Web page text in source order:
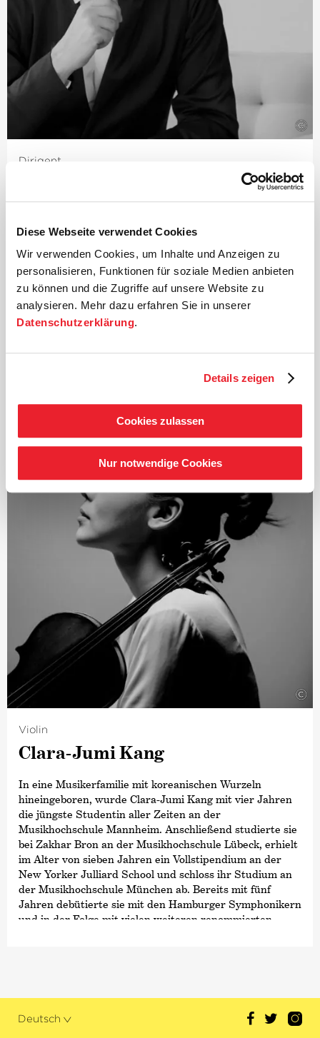
Diese Webseite verwendet Cookies
Wir verwenden Cookies, um Inhalte und Anzeigen zu
personalisieren, Funktionen für soziale Medien anbieten
zu können und die Zugriffe auf unsere Website zu
analysieren. Mehr dazu erfahren Sie in unserer
Datenschutzerklärung.
Details zeigen
Cookies zulassen
Nur notwendige Cookies
©
Dirigent
Järvi ist seit 2004 Künstlerischer Leiter der Deutschen
Einer der vielen Höhepunkte dieser Zusammenarbeit
waren die weltweit von Kritikern und Publikum
gefeierten Aufführungen des Beethoven-Zyklus, für die
Järvi mit zahlreichen Preisen ausgezeichnet wurde –
darunter der Echo Klassik
eine intensive Beschäftigung mit den sinfonischen
ebenfalls vielfach ausgezeichnet. Ab Herbst 2021 standen
die zwölf Londoner Sinfonien von Joseph Haydn im
Fokus und seit 2024 die intensive Auseinandersetzung
mit den Sinfonien von Franz Schubert.
Seit Beginn der Saison 2019/2020 ist Järvi
Musikdirektor des Tonhalle-Orchesters Zürich. Zudem
ist er Gründer und Künstlerischer Leiter des Estonian
Festival Orchestras und des Pärnu Music Festivals.
Mit der Saison 2028/29 übernimmt Järvi das Amt des
Chefdirigenten und künstlerischen Beraters des London
Philharmonic Orchestra.
Als Gastdirigent tritt er regelmäßig mit bedeutenden
Orchestern wie dem Royal Concertgebouw Orchestra
Amsterdam, den Berliner Philharmonikern, der
Staatskapelle Dresden, den New York und Los Angeles
Philharmonic und dem Chicago Symphony Orchestra.
2015 wurde er von der renommierten britischen
Zeitschrift
›Gramophone‹ und der französischen
Zeitschrift›Diapason‹zum›Künstler des Jahres‹
ernannt, 2019 folgte der Opus Klassik als
Auszeichnung des Landes Bremen, die Medaille für
©
Violin
Clara-Jumi Kang
In eine Musikerfamilie mit koreanischen Wurzeln
hineingeboren, wurde Clara-Jumi Kang mit vier Jahren
die jüngste Studentin aller Zeiten an der
Musikhochschule Mannheim. Anschließend studierte sie
bei Zakhar Bron an der Musikhochschule Lübeck, erhielt
im Alter von sieben Jahren ein Vollstipendium an der
New Yorker Julliard School und schloss ihr Studium an
der Musikhochschule München ab. Bereits mit fünf
Jahren debütierte sie mit den Hamburger Symphonikern
und in der Folge mit vielen weiteren renommierten
Deutsch